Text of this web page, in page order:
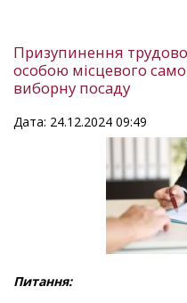
Призупинення
особою місцевого
виборну посаду
Дата: 24.12.2024 09:49
Питання: